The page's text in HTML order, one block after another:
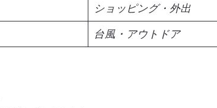
ショッピング・外出
台風・アウトドア